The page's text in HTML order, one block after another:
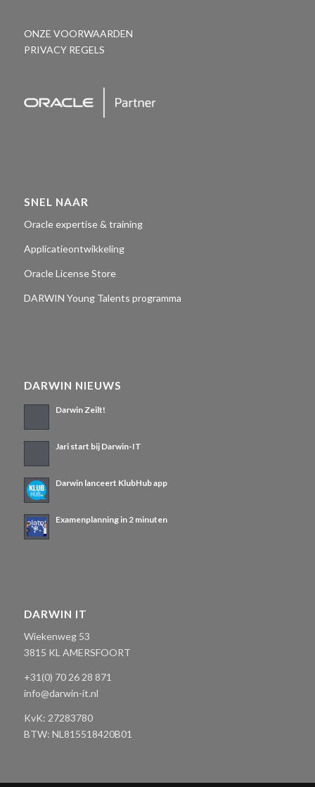
ONZE VOORWAARDEN
PRIVACY REGELS
SNEL NAAR
Oracle expertise & training
Applicatieontwikkeling
Oracle License Store
DARWIN Young Talents programma
DARWIN NIEUWS
Darwin Zeilt!
Jari start bij Darwin-IT
Darwin lanceert KlubHub app
Examenplanning in 2 minuten
DARWIN IT
Wiekenweg 53
3815 KL AMERSFOORT
+31(0) 70 26 28 871
info@darwin-it.nl
KvK: 27283780
BTW: NL 815518420B01